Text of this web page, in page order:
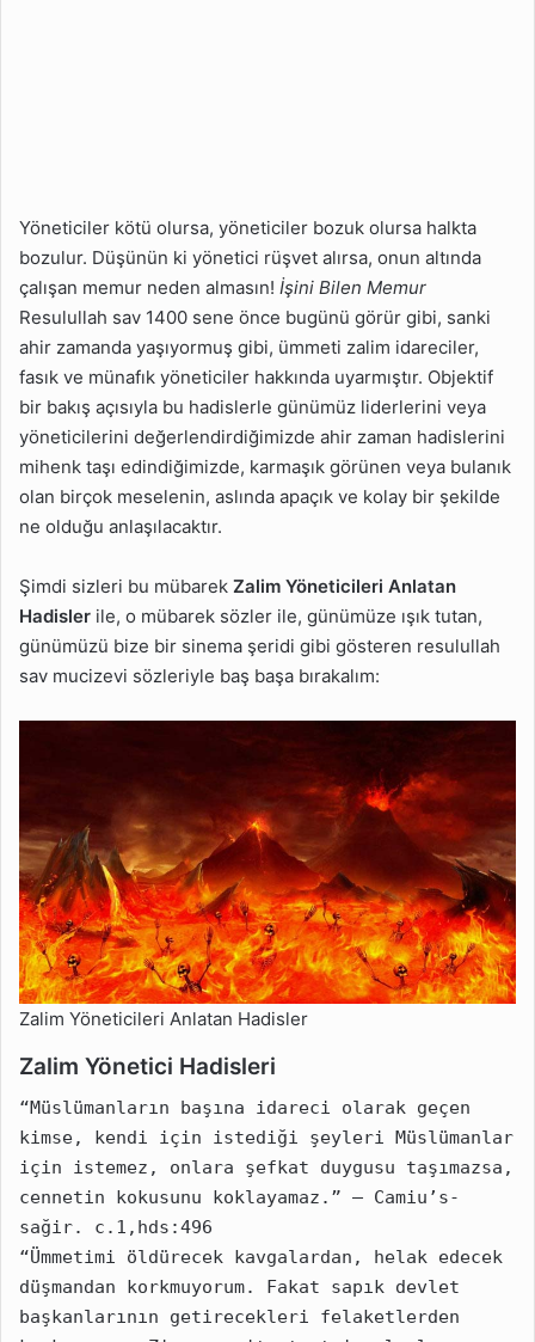
Yöneticiler kötü olursa, yöneticiler bozuk olursa halkta
bozulur. Düşünün ki yönetici rüşvet alırsa, onun altında
çalışan memur neden almasın! İşini Bilen Memur
Resulullah sav 1400 sene önce bugünü görür gibi, sanki
ahir zamanda yaşıyormuş gibi, ümmeti zalim idareciler,
fasık ve münafık yöneticiler hakkında uyarmıştır. Objektif
bir bakış açısıyla bu hadislerle günümüz liderlerini veya
yöneticilerini değerlendirdiğimizde ahir zaman hadislerini
mihenk taşı edindiğimizde, karmaşık görünen veya bulanık
olan birçok meselenin, aslında apaçık ve kolay bir şekilde
ne olduğu anlaşılacaktır.
Şimdi sizleri bu mübarek Zalim Yöneticileri Anlatan
Hadisler ile, o mübarek sözler ile, günümüze ışık tutan,
günümüzü bize bir sinema şeridi gibi gösteren resulullah
sav mucizevi sözleriyle baş başa bırakalım:
Zalim Yöneticileri Anlatan Hadisler
Zalim Yönetici Hadisleri
“Müslümanların başına idareci olarak geçen
kimse, kendi için istediği şeyleri Müslümanlar
için istemez, onlara şefkat duygusu taşımazsa,
cennetin kokusunu koklayamaz.” – Camiu’s-
sağir. c.1,hds:496
“Ümmetimi öldürecek kavgalardan, helak edecek
düşmandan korkmuyorum. Fakat sapık devlet
başkanlarının getirecekleri felaketlerden